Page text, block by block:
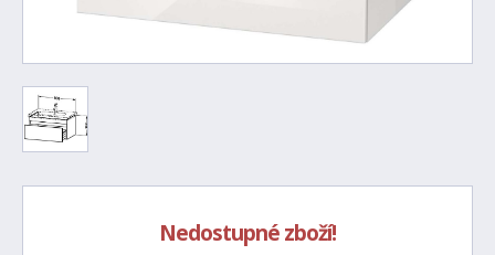
Nedostupné zboží!